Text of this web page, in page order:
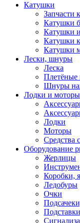
Катушки
Запчасти
Катушки
Катушки
Катушки
Катушки
Лески, шнуры
Леска
Шнуры
Лодки и моторы
Лодки
Моторы
Средства
Оборудование
Жерлицы
Коробки,
Ледобуры
Очки